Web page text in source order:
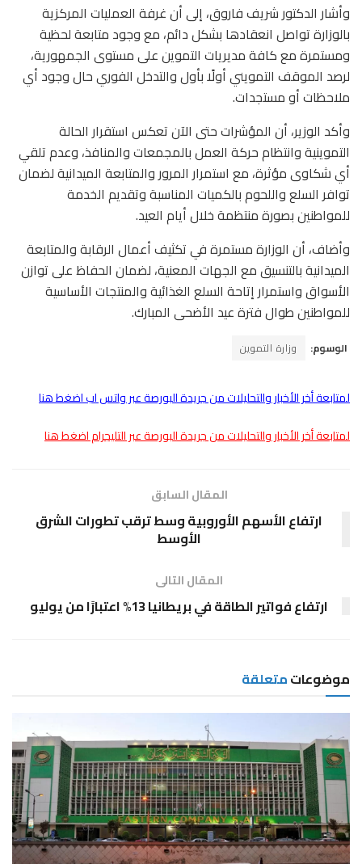
وأشار الدكتور شريف فاروق، إلى أن غرفة العمليات المركزية
بالوزارة تواصل انعقادها بشكل دائم، مع وجود متابعة لحظية
ومستمرة مع كافة مديريات التموين على مستوى الجمهورية،
لرصد الموقف التمويني أولًا بأول والتدخل الفوري حال وجود أي
ملاحظات أو مستجدات.
وأكد الوزير، أن المؤشرات حتى الآن تعكس استقرار الحالة
التموينية وانتظام حركة العمل بالمجمعات والمنافذ، وعدم تلقي
أي شكاوى مؤثرة، مع استمرار المرور والمتابعة الميدانية لضمان
توافر السلع واللحوم بالكميات المناسبة وتقديم الخدمة
للمواطنين بصورة منتظمة خلال أيام العيد.
وأضاف، أن الوزارة مستمرة في تكثيف أعمال الرقابة والمتابعة
الميدانية بالتنسيق مع الجهات المعنية، لضمان الحفاظ على توازن
الأسواق واستمرار إتاحة السلع الغذائية والمنتجات الأساسية
للمواطنين طوال فترة عيد الأضحى المبارك.
الوسوم: وزارة التموين
لمتابعة أخر الأخبار والتحليلات من جريدة البورصة عبر واتس اب اضغط هنا
لمتابعة أخر الأخبار والتحليلات من جريدة البورصة عبر التليجرام اضغط هنا
المقال السابق
ارتفاع الأسهم الأوروبية وسط ترقب تطورات الشرق
الأوسط
المقال التالى
ارتفاع فواتير الطاقة في بريطانيا 13% اعتبارًا من يوليو
موضوعاتمتعلقة